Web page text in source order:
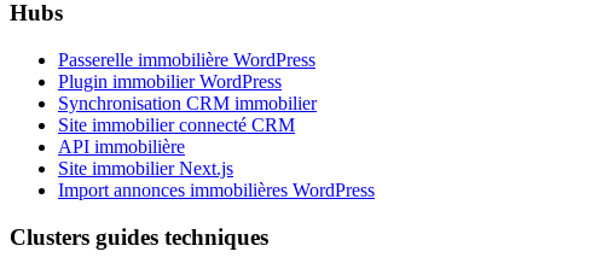
Hubs
Passerelle immobilière WordPress
Plugin immobilier WordPress
Synchronisation CRM immobilier
Site immobilier connecté CRM
API immobilière
Site immobilier Next.js
Import annonces immobilières WordPress
Clusters guides techniques